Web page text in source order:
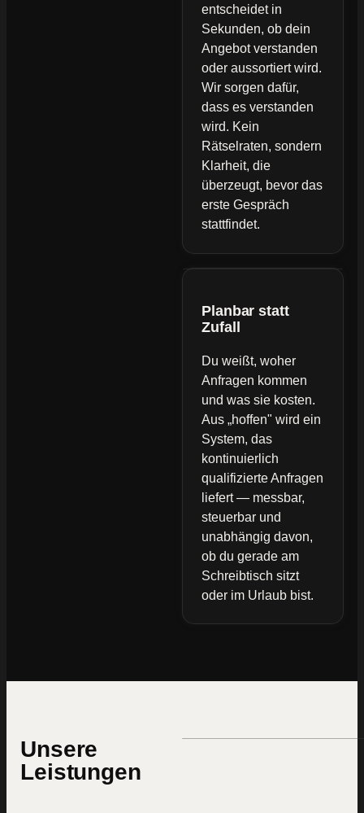
entscheidet in
Sekunden, ob dein
Angebot verstanden
oder aussortiert wird.
Wir sorgen dafür,
dass es verstanden
wird. Kein
Rätselraten, sondern
Klarheit, die
überzeugt, bevor das
erste Gespräch
stattfindet.
Planbar statt
Zufall
Du weißt, woher
Anfragen kommen
und was sie kosten.
Aus „hoffen" wird ein
System, das
kontinuierlich
qualifizierte Anfragen
liefert — messbar,
steuerbar und
unabhängig davon,
ob du gerade am
Schreibtisch sitzt
oder im Urlaub bist.
Unsere
Leistungen